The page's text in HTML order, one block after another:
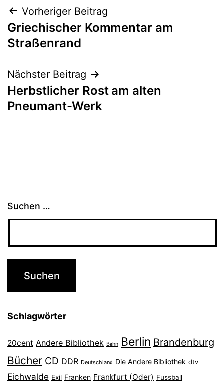
Beitragsnavigation
Vorheriger Beitrag
Griechischer Kommentar am
Straßenrand
Nächster Beitrag
Herbstlicher Rost am alten
Pneumant-Werk
Suchen …
Schlagwörter
20cent Andere Bibliothek Bahn Berlin Brandenburg
Bücher CD DDR Deutschland Die Andere Bibliothek dtv
Eichwalde Exil Franken Frankfurt (Oder) Fussball